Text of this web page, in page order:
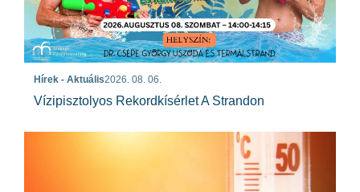
Hírek - Aktuális2026. 08. 06.
Vízipisztolyos Rekordkísérlet A Strandon